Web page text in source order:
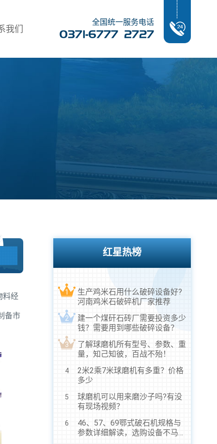
我们
全国统一服务电话
料经
备市
红星热榜
1
生产鸡米石用什么破碎设备好?
河南鸡米石破碎机厂家推荐
2
建一个煤矸石砖厂需要投资多少
钱？需要用到哪些破碎设备？
3
了解球磨机所有型号、参数、重
量，知己知彼，百战不殆！
4
2米2乘7米球磨机有多重？价格
多少
5
球磨机可以用来磨沙子吗?有没
有现场视频？
6
46、57、69鄂式破石机规格与
参数详细解读，选购设备不马